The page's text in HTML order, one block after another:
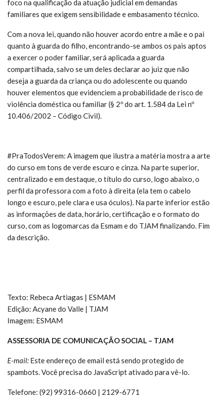
foco na qualificação da atuação judicial em demandas
familiares que exigem sensibilidade e embasamento técnico.
Com a nova lei, quando não houver acordo entre a mãe e o pai
quanto à guarda do filho, encontrando-se ambos os pais aptos
a exercer o poder familiar, será aplicada a guarda
compartilhada, salvo se um deles declarar ao juiz que não
deseja a guarda da criança ou do adolescente ou quando
houver elementos que evidenciem a probabilidade de risco de
violência doméstica ou familiar (§ 2º do art. 1.584 da Lei nº
10.406/2002 – Código Civil).
#PraTodosVerem: A imagem que ilustra a matéria mostra a arte
do curso em tons de verde escuro e cinza. Na parte superior,
centralizado e em destaque, o título do curso, logo abaixo, o
perfil da professora com a foto à direita (ela tem o cabelo
longo e escuro, pele clara e usa óculos). Na parte inferior estão
as informações de data, horário, certificação e o formato do
curso, com as logomarcas da Esmam e do TJAM finalizando. Fim
da descrição.
Texto: Rebeca Artiagas | ESMAM
Edição: Acyane do Valle | TJAM
Imagem: ESMAM
ASSESSORIA DE COMUNICAÇÃO SOCIAL – TJAM
E-mail: Este endereço de email está sendo protegido de
spambots. Você precisa do JavaScript ativado para vê-lo.
Telefone: (92) 99316-0660 | 2129-6771